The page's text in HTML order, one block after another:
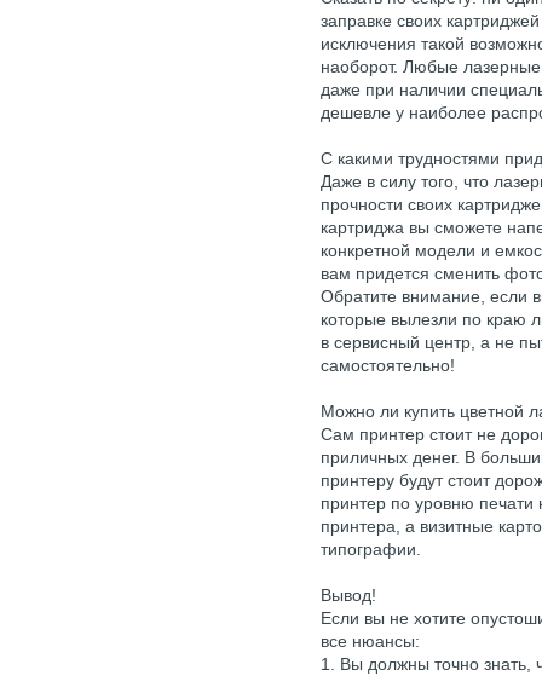
заправке своих
исключения такой
наоборот. Любые
даже при наличии
дешевле у наиболее
С какими трудностями
Даже в силу того, что
прочности своих
картриджа вы сможете
конкретной модели и
вам придется сменить
Обратите внимание, если
которые вылезли по краю
в сервисный центр, а не
самостоятельно!
Можно ли купить цветной
Сам принтер стоит не
приличных денег. В
принтеру будут стоит
принтер по уровню печати
принтера, а визитные
типографии.
Вывод!
Если вы не хотите
все нюансы:
1. Вы должны точно знать,